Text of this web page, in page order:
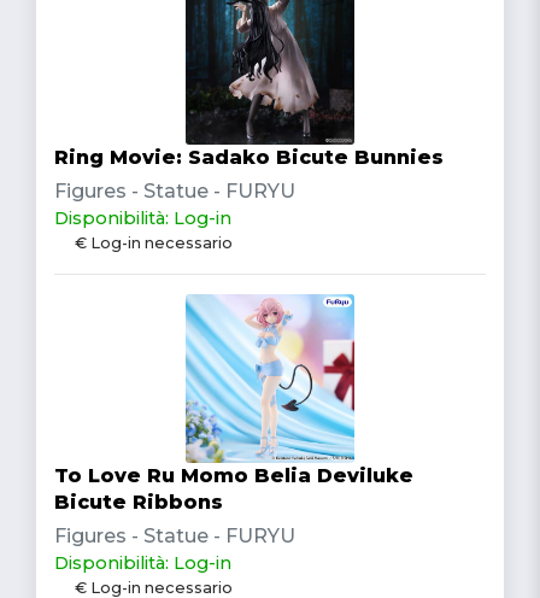
Ring Movie: Sadako Bicute Bunnies
Figures - Statue - FURYU
Disponibilità: Log-in
€ Log-in necessario
To Love Ru Momo Belia Deviluke
Bicute Ribbons
Figures - Statue - FURYU
Disponibilità: Log-in
€ Log-in necessario